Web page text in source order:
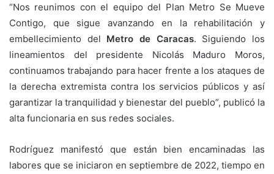
“Nos reunimos con el equipo del Plan Metro Se Mueve
Contigo, que sigue avanzando en la rehabilitación y
embellecimiento del Metro de Caracas. Siguiendo los
lineamientos del presidente Nicolás Maduro Moros,
continuamos trabajando para hacer frente a los ataques de
la derecha extremista contra los servicios públicos y así
garantizar la tranquilidad y bienestar del pueblo”, publicó la
alta funcionaria en sus redes sociales.
Rodríguez manifestó que están bien encaminadas las
labores que se iniciaron en septiembre de 2022, tiempo en